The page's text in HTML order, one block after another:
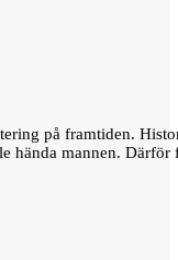
på framtiden.
hända mannen.